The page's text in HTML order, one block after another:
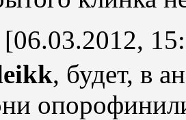
[06.03.2012,
, будет, в